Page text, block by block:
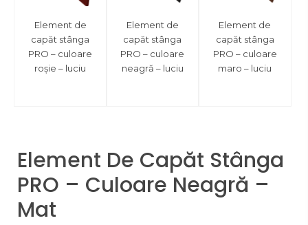
Element de
capăt stânga
PRO – culoare
roșie – luciu
Element de
capăt stânga
PRO – culoare
neagră – luciu
Element de
capăt stânga
PRO – culoare
maro – luciu
Element De Capăt Stânga
PRO – Culoare Neagră –
Mat